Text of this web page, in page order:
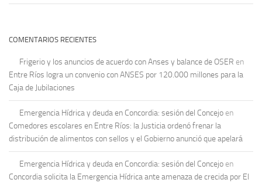
COMENTARIOS RECIENTES
Frigerio y los anuncios de acuerdo con Anses y balance de OSER en
Entre Ríos logra un convenio con ANSES por 120.000 millones para la
Caja de Jubilaciones
Emergencia Hídrica y deuda en Concordia: sesión del Concejo en
Comedores escolares en Entre Ríos: la Justicia ordenó frenar la
distribución de alimentos con sellos y el Gobierno anunció que apelará
Emergencia Hídrica y deuda en Concordia: sesión del Concejo en
Concordia solicita la Emergencia Hídrica ante amenaza de crecida por El